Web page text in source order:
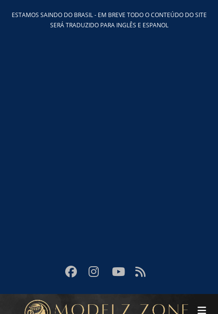
paraESTAMOS SAINDO DO BRASIL - EM BREVE TODO O CONTEÚDO DO SITE
SERÁ TRADUZIDO PARA INGLÊS E ESPANOL